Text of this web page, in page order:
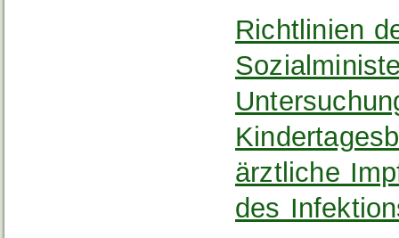
Richtlinien
ärztliche
des